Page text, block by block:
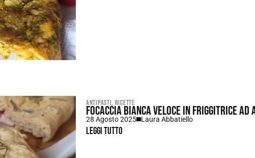
Antipasti, Ricette
Focaccia bianca veloce in friggitrice ad
28 Agosto 2025 Laura Abbatiello
Leggi tutto